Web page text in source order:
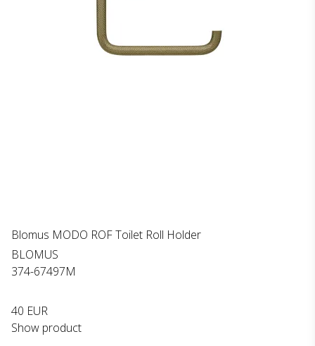
Blomus MODO ROF Toilet Roll Holder
BLOMUS
374-67497M
40 EUR
Show product